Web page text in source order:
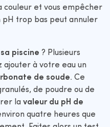
couleur et vous empêcher
pH trop bas peut annuler
piscine ? Plusieurs
ajouter à votre eau un
de soude. Ce
de poudre ou de
la valeur du pH de
quatre heures que